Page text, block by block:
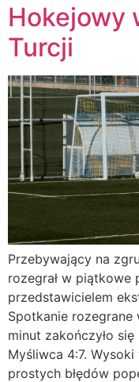
Hokejowy
Turcji
Przebywający na
rozegrał w piątkowe
przedstawicielem
Spotkanie
minut zakończyło
Myśliwca 4:7.
prostych błędów